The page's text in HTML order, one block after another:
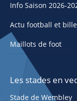
Info Saison 2026-
Actu football et
Maillots de foot
Les stades en
Stade de Wembley